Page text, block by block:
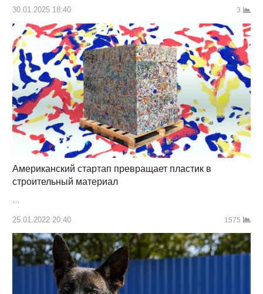
30.01.2025 18:40 3
Американский стартап превращает пластик в
строительный материал
25.01.2022 20:40 1575